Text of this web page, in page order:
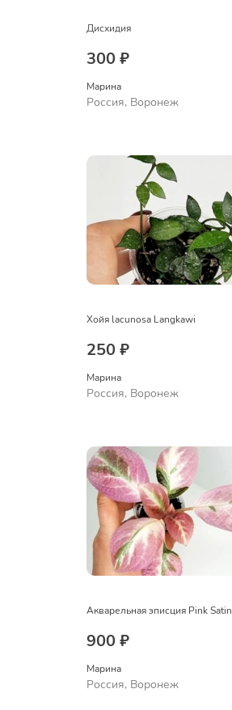
Дисхидия
300 ₽
Марина
Россия, Воронеж
Хойя lacunosa Langkawi
250 ₽
Марина
Россия, Воронеж
Акварельная эписция Pink Satin
900 ₽
Марина
Россия, Воронеж